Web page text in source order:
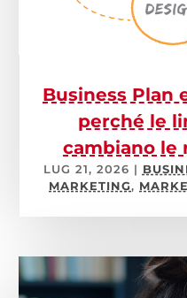
Business Plan
perché le
cambiano le
LUG 21, 2026 |
MARKETING,